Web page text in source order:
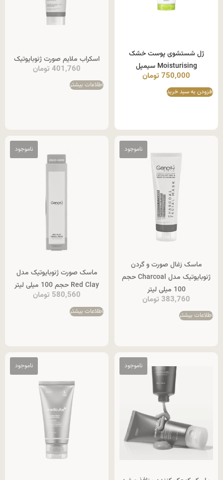
ژل شستشوی پوست خشک
Moisturising سیمپل
750,000 تومان
افزودن به سبد خرید
اسکراب ملایم صورت ژنوبایوتیک
401,760 تومان
اطلاعات بیشتر
ماسک زغال صورت و گردن
ژنوبایوتیک مدل Charcoal حجم
100 میلی لیتر
383,760 تومان
اطلاعات بیشتر
ماسک صورت ژنوبایوتیک مدل
Red Clay حجم 100 میلی لیتر
580,560 تومان
اطلاعات بیشتر